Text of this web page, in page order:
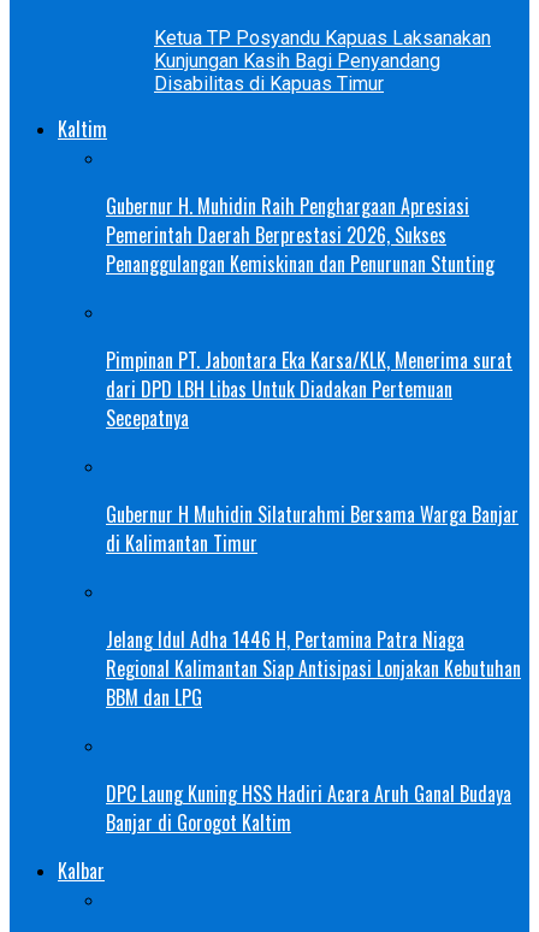
Ketua TP Posyandu Kapuas Laksanakan
Kunjungan Kasih Bagi Penyandang
Disabilitas di Kapuas Timur
Kaltim
Gubernur H. Muhidin Raih Penghargaan Apresiasi
Pemerintah Daerah Berprestasi 2026, Sukses
Penanggulangan Kemiskinan dan Penurunan Stunting
Pimpinan PT. Jabontara Eka Karsa/KLK, Menerima surat
dari DPD LBH Libas Untuk Diadakan Pertemuan
Secepatnya
Gubernur H Muhidin Silaturahmi Bersama Warga Banjar
di Kalimantan Timur
Jelang Idul Adha 1446 H, Pertamina Patra Niaga
Regional Kalimantan Siap Antisipasi Lonjakan Kebutuhan
BBM dan LPG
DPC Laung Kuning HSS Hadiri Acara Aruh Ganal Budaya
Banjar di Gorogot Kaltim
Kalbar